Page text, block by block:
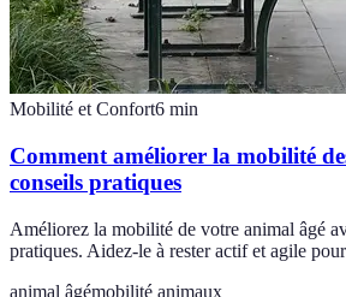
Mobilité et Confort6 min
Comment améliorer la mobilité
conseils pratiques
Améliorez la mobilité de votre animal âgé
pratiques. Aidez-le à rester actif et agile
animal âgémobilité animaux